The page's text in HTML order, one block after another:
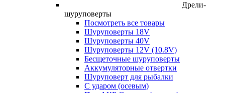
Дрели-
шуруповерты
Посмотреть все товары
Шуруповерты 18V
Шуруповерты 40V
Шуруповерты 12V (10.8V)
Бесщеточные шуруповерты
Аккумуляторные отвертки
Шуруповерт для рыбалки
С ударом (осевым)